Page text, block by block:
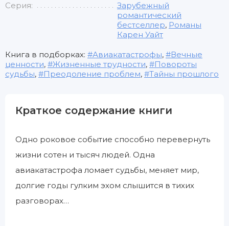
Серия:
Зарубежный
романтический
бестселлер, Романы
Карен Уайт
Книга в подборках: Авиакатастрофы,
Вечные
ценности, Жизненные трудности,
Повороты
судьбы, Преодоление проблем, Тайны прошлого
Краткое содержание книги
Одно роковое событие способно перевернуть
жизни сотен и тысяч людей. Одна
авиакатастрофа ломает судьбы, меняет мир,
долгие годы гулким эхом слышится в тихих
разговорах…